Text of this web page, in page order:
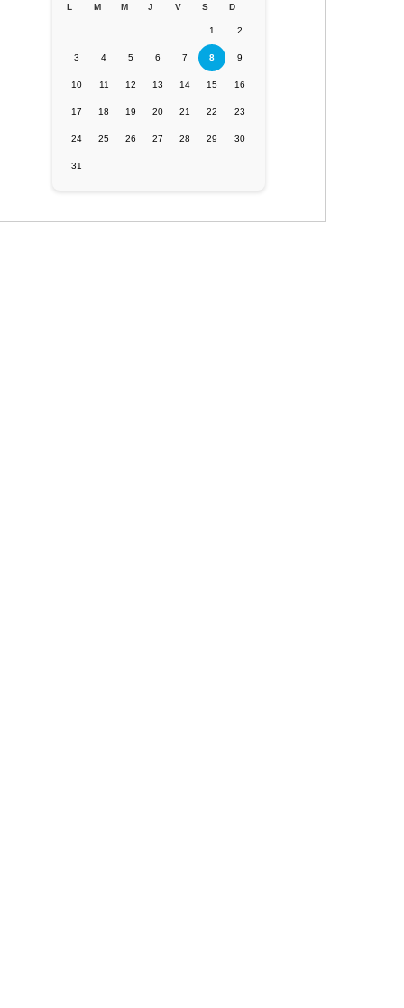
L M M J V S D
1 2
3 4 5 6 7 8 9
10 11 12 13 14 15 16
17 18 19 20 21 22 23
24 25 26 27 28 29 30
31